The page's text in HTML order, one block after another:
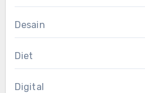
Desain
Diet
Digital